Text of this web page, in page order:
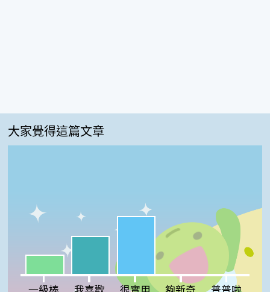
大家覺得這篇文章
我喜歡:33%
夠新奇:0%普普啦:0%